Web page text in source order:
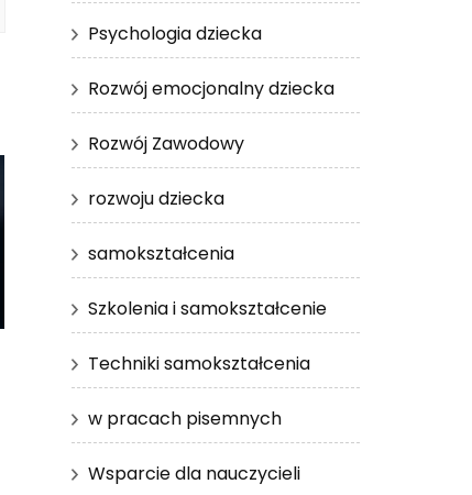
Psychologia dziecka
Rozwój emocjonalny dziecka
Rozwój Zawodowy
rozwoju dziecka
samokształcenia
Szkolenia i samokształcenie
Techniki samokształcenia
w pracach pisemnych
Wsparcie dla nauczycieli